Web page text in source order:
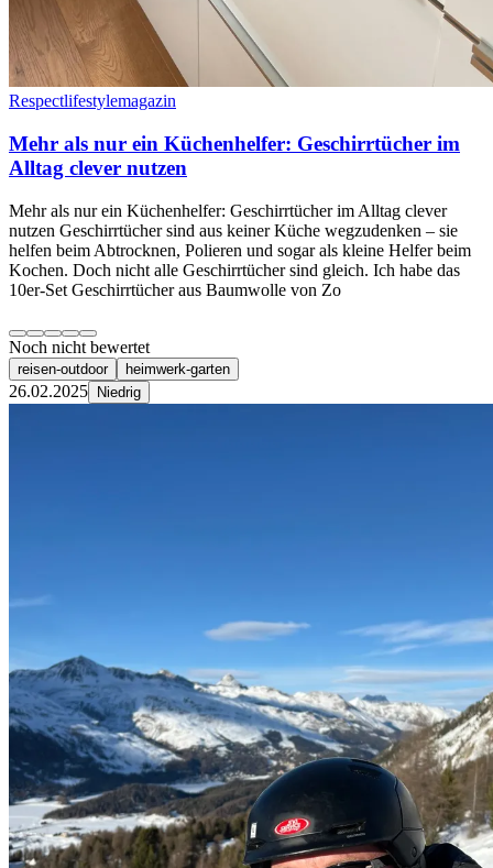
Respectlifestylemagazin
Mehr als nur ein Küchenhelfer: Geschirrtücher im
Alltag clever nutzen
Mehr als nur ein Küchenhelfer: Geschirrtücher im Alltag clever
nutzen Geschirrtücher sind aus keiner Küche wegzudenken – sie
helfen beim Abtrocknen, Polieren und sogar als kleine Helfer beim
Kochen. Doch nicht alle Geschirrtücher sind gleich. Ich habe das
10er-Set Geschirrtücher aus Baumwolle von Zo
Noch nicht bewertet
reisen-outdoor heimwerk-garten
26.02.2025 Niedrig